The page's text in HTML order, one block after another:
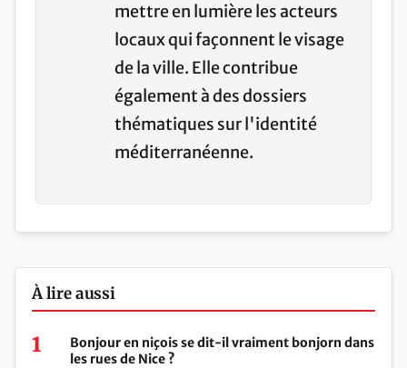
mettre en lumière les acteurs
locaux qui façonnent le visage
de la ville. Elle contribue
également à des dossiers
thématiques sur l'identité
méditerranéenne.
À lire aussi
Bonjour en niçois se dit-il vraiment bonjorn dans
les rues de Nice ?